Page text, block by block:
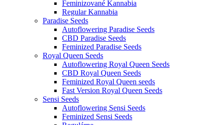
Feminizované Kannabia
Regular Kannabia
Paradise Seeds
Autoflowering Paradise Seeds
CBD Paradise Seeds
Feminized Paradise Seeds
Royal Queen Seeds
Autoflowering Royal Queen Seeds
CBD Royal Queen Seeds
Feminized Royal Queen seeds
Fast Version Royal Queen Seeds
Sensi Seeds
Autoflowering Sensi Seeds
Feminized Sensi Seeds